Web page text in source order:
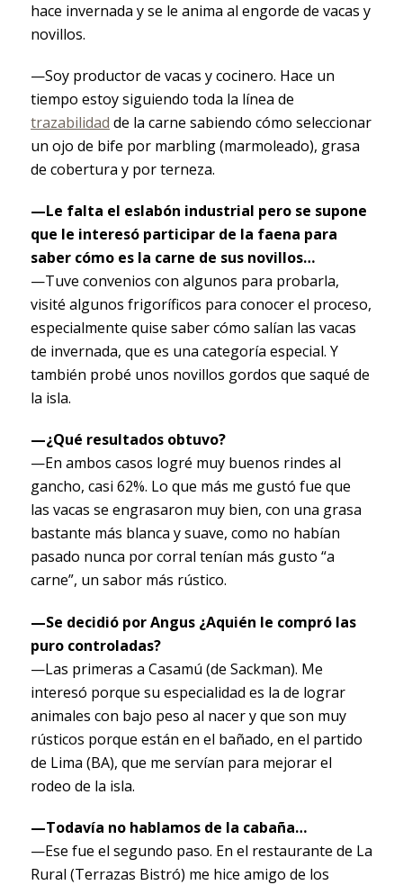
hace invernada y se le anima al engorde de vacas y
novillos.
—Soy productor de vacas y cocinero. Hace un
tiempo estoy siguiendo toda la línea de
trazabilidad de la carne sabiendo cómo seleccionar
un ojo de bife por marbling (marmoleado), grasa
de cobertura y por terneza.
—Le falta el eslabón industrial pero se supone
que le interesó participar de la faena para
saber cómo es la carne de sus novillos…
—Tuve convenios con algunos para probarla,
visité algunos frigoríficos para conocer el proceso,
especialmente quise saber cómo salían las vacas
de invernada, que es una categoría especial. Y
también probé unos novillos gordos que saqué de
la isla.
—¿Qué resultados obtuvo?
—En ambos casos logré muy buenos rindes al
gancho, casi 62%. Lo que más me gustó fue que
las vacas se engrasaron muy bien, con una grasa
bastante más blanca y suave, como no habían
pasado nunca por corral tenían más gusto “a
carne”, un sabor más rústico.
—Se decidió por Angus ¿Aquién le compró las
puro controladas?
—Las primeras a Casamú (de Sackman). Me
interesó porque su especialidad es la de lograr
animales con bajo peso al nacer y que son muy
rústicos porque están en el bañado, en el partido
de Lima (BA), que me servían para mejorar el
rodeo de la isla.
—Todavía no hablamos de la cabaña…
—Ese fue el segundo paso. En el restaurante de La
Rural (Terrazas Bistró) me hice amigo de los